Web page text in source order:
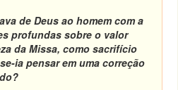
de Deus ao homem com a
profundas sobre o valor
da Missa, como sacrifício
ia pensar em uma correção